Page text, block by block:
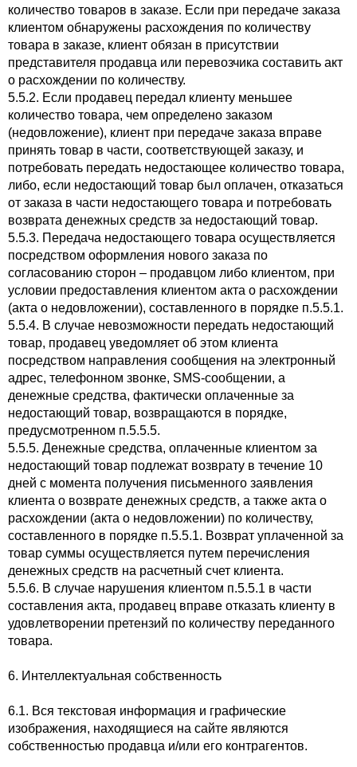
количество товаров в заказе. Если при передаче заказа
клиентом обнаружены расхождения по количеству
товара в заказе, клиент обязан в присутствии
представителя продавца или перевозчика составить акт
о расхождении по количеству.
5.5.2. Если продавец передал клиенту меньшее
количество товара, чем определено заказом
(недовложение), клиент при передаче заказа вправе
принять товар в части, соответствующей заказу, и
потребовать передать недостающее количество товара,
либо, если недостающий товар был оплачен, отказаться
от заказа в части недостающего товара и потребовать
возврата денежных средств за недостающий товар.
5.5.3. Передача недостающего товара осуществляется
посредством оформления нового заказа по
согласованию сторон – продавцом либо клиентом, при
условии предоставления клиентом акта о расхождении
(акта о недовложении), составленного в порядке п.5.5.1.
5.5.4. В случае невозможности передать недостающий
товар, продавец уведомляет об этом клиента
посредством направления сообщения на электронный
адрес, телефонном звонке, SMS-сообщении, а
денежные средства, фактически оплаченные за
недостающий товар, возвращаются в порядке,
предусмотренном п.5.5.5.
5.5.5. Денежные средства, оплаченные клиентом за
недостающий товар подлежат возврату в течение 10
дней с момента получения письменного заявления
клиента о возврате денежных средств, а также акта о
расхождении (акта о недовложении) по количеству,
составленного в порядке п.5.5.1. Возврат уплаченной за
товар суммы осуществляется путем перечисления
денежных средств на расчетный счет клиента.
5.5.6. В случае нарушения клиентом п.5.5.1 в части
составления акта, продавец вправе отказать клиенту в
удовлетворении претензий по количеству переданного
товара.
6. Интеллектуальная собственность
6.1. Вся текстовая информация и графические
изображения, находящиеся на сайте являются
собственностью продавца и/или его контрагентов.